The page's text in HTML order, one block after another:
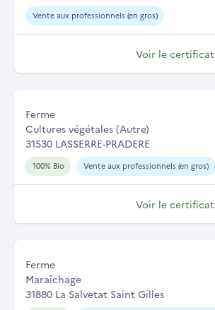
Vente aux professionnels (en gros)
Voir le certificat
Ferme
Cultures végétales (Autre)
31530 LASSERRE-PRADERE
100% Bio Vente aux professionnels (en gros)
Voir le certificat
Ferme
Maraîchage
31880 La Salvetat Saint Gilles